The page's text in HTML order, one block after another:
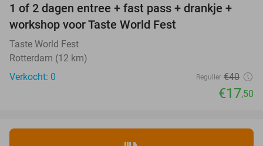
56%
TODAY
1 of 2 dagen entree + fast pass + drankje +
workshop voor Taste World Fest
Taste World Fest
Rotterdam (12 km)
Verkocht: 0
Regulier €40
€17,50